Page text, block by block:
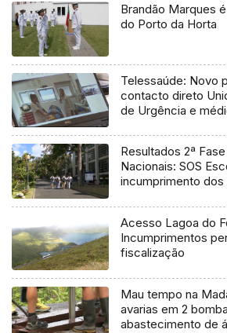
Brandão Marques
do Porto da Horta
Telessaúde: Novo
contacto direto
de Urgência e
Resultados 2ª
Nacionais: SOS
incumprimento dos
Acesso Lagoa do
Incumprimentos
fiscalização
Mau tempo na
avarias em 2
abastecimento de